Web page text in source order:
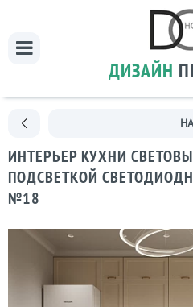
ДИЗАЙН
ИНТЕРЬЕР КУХНИ
ПОДСВЕТКОЙ
№18